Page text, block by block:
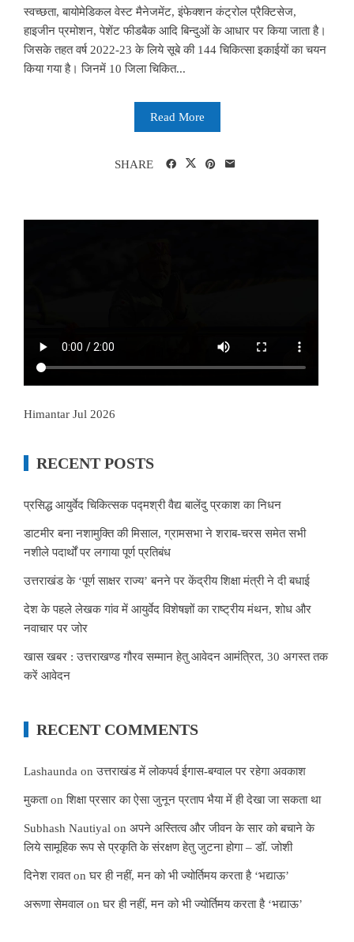
स्वच्छता, बायोमेडिकल वेस्ट मैनेजमेंट, इंफेक्शन कंट्रोल प्रैक्टिसेज,
हाइजीन प्रमोशन, पेशेंट फीडबैक आदि बिन्दुओं के आधार पर किया जाता है।
जिसके तहत वर्ष 2022-23 के लिये सूबे की 144 चिकित्सा इकाईयों का चयन
किया गया है। जिनमें 10 जिला चिकित...
Read More
SHARE
Himantar Jul 2026
RECENT POSTS
प्रसिद्ध आयुर्वेद चिकित्सक पद्मश्री वैद्य बालेंदु प्रकाश का निधन
डाटमीर बना नशामुक्ति की मिसाल, ग्रामसभा ने शराब-चरस समेत सभी
नशीले पदार्थों पर लगाया पूर्ण प्रतिबंध
उत्तराखंड के ‘पूर्ण साक्षर राज्य’ बनने पर केंद्रीय शिक्षा मंत्री ने दी बधाई
देश के पहले लेखक गांव में आयुर्वेद विशेषज्ञों का राष्ट्रीय मंथन, शोध और
नवाचार पर जोर
खास खबर : उत्तराखण्ड गौरव सम्मान हेतु आवेदन आमंत्रित, 30 अगस्त तक
करें आवेदन
RECENT COMMENTS
Lashaunda onउत्तराखंड में लोकपर्व ईगास-बग्वाल पर रहेगा अवकाश
मुकताonशिक्षा प्रसार का ऐसा जुनून प्रताप भैया में ही देखा जा सकता था
Subhash Nautiyal on अपने अस्तित्व और जीवन के सार को बचाने के
लिये सामूहिक रूप से प्रकृति के संरक्षण हेतु जुटना होगा – डॉ. जोशी
दिनेश रावतonघर ही नहीं, मन को भी ज्योर्तिमय करता है ‘भद्याऊ’
अरूणा सेमवाल onघर ही नहीं, मन को भी ज्योर्तिमय करता है ‘भद्याऊ’